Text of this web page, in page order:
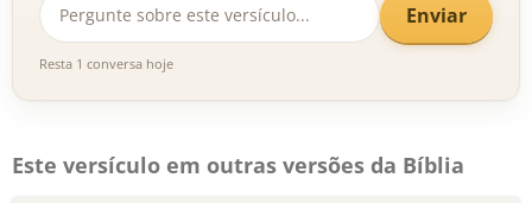
Enviar
Resta 1 conversa hoje
Este versículo em outras versões da Bíblia